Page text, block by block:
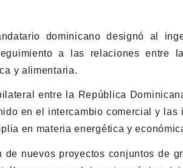
dominicano designó al
a las relaciones entre
y alimentaria.
entre la República
en el intercambio comercial y las
en materia energética y
nuevos proyectos conjuntos de